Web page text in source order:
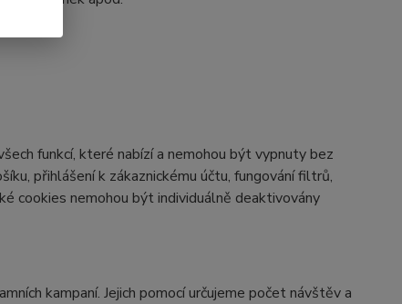
funkcí, které nabízí a nemohou být vypnuty bez
přihlášení k zákaznickému účtu, fungování filtrů,
cookies nemohou být individuálně deaktivovány
kampaní. Jejich pomocí určujeme počet návštěv a